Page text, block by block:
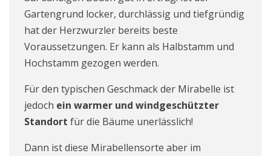
Gartengrund locker, durchlässig und tiefgründig
hat der Herzwurzler bereits beste
Voraussetzungen. Er kann als Halbstamm und
Hochstamm gezogen werden.
Für den typischen Geschmack der Mirabelle ist
jedoch ein warmer und windgeschützter
Standort für die Bäume unerlässlich!
Dann ist diese Mirabellensorte aber im